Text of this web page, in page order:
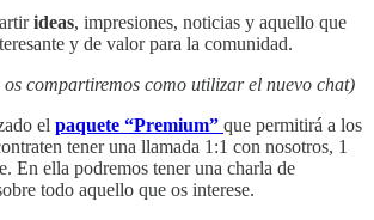
ideas, impresiones, noticias y aquello que
y de valor para la comunidad.
compartiremos como utilizar el nuevo chat)
el paquete “Premium” que permitirá a los
tener una llamada 1:1 con nosotros, 1
En ella podremos tener una charla de
todo aquello que os interese.